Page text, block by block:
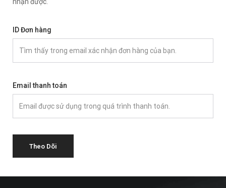
nhận được.
ID Đơn hàng
Email thanh toán
Theo Dõi